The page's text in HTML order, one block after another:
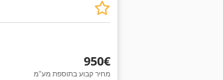
‏950 ‏€
מחיר קבוע בתוספת מע"מ